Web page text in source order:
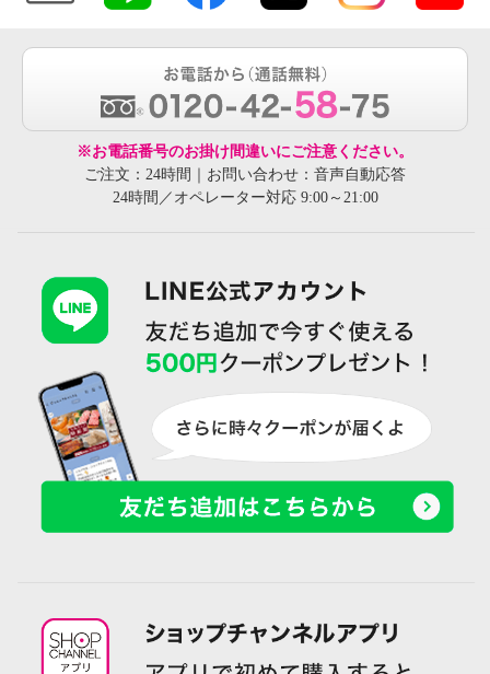
※お電話番号のお掛け間違いにご注意ください。
ご注文：24時間｜お問い合わせ：音声自動応答
24時間／オペレーター対応 9:00～21:00